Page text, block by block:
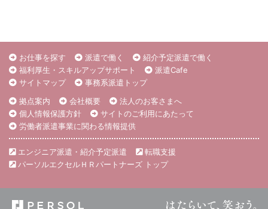
お仕事を探す 派遣で働く
紹介予定派遣で働く
福利厚生・スキルアップサポート
派遣Cafe
サイトマップ
事務系派遣トップ
拠点案内
会社概要
法人のお客さまへ
個人情報保護方針
サイトのご利用にあたって
労働者派遣事業に関わる情報提供
エンジニア派遣・紹介予定派遣
転職支援
パーソルエクセルＨＲパートナーズ トップ